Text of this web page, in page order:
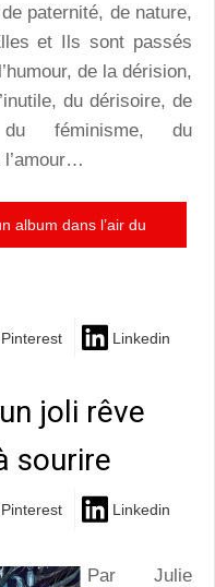
paternité, de nature,
et Ils sont passés
de la dérision,
du dérisoire, de
du féminisme, du
l’amour…
album dans l’air du
Pinterest Linkedin
joli rêve
sourire
Pinterest Linkedin
Par Julie